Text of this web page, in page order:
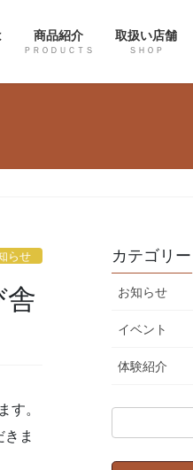
商品紹介
ＰＲＯＤＵＣＴＳ
取扱い店舗
ＳＨＯＰ
らせ
す。
ま
カテゴリー
お知らせ
イベント
体験紹介